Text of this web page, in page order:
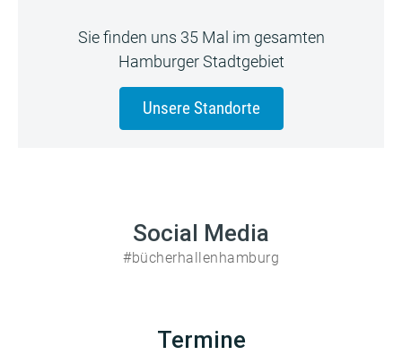
Sie finden uns 35 Mal im gesamten
Hamburger Stadtgebiet
Unsere Standorte
Social Media
#bücherhallenhamburg
Termine